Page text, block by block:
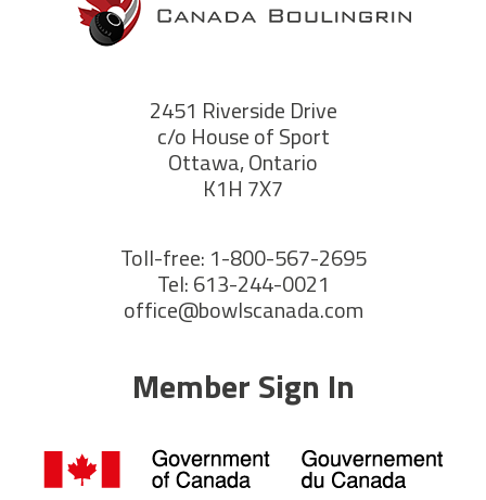
2451 Riverside Drive
c/o House of Sport
Ottawa, Ontario
K1H 7X7
Toll-free: 1-800-567-2695
Tel: 613-244-0021
office@bowlscanada.com
Member Sign In